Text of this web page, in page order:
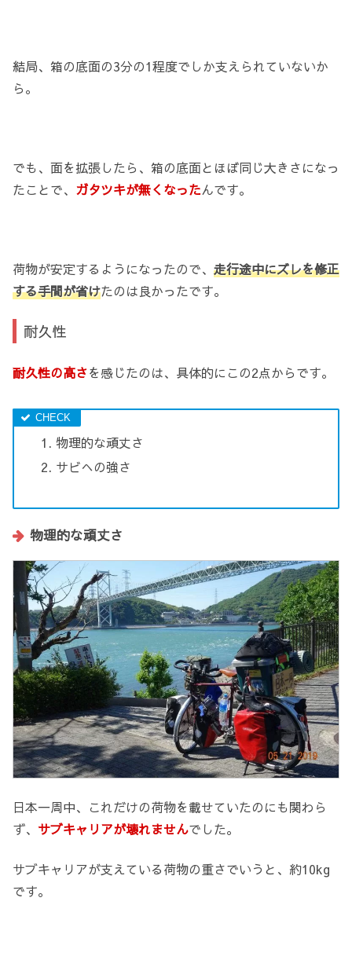
結局、箱の底面の3分の1程度でしか支えられていないか
ら。
でも、面を拡張したら、箱の底面とほぼ同じ大きさになっ
たことで、 ガタツキが無くなったんです。
荷物が安定するようになったので、 走行途中にズレを修正
する手間が省けたのは良かったです。
耐久性
耐久性の高さを感じたのは、具体的にこの2点からです。
物理的な頑丈さ
サビへの強さ
物理的な頑丈さ
日本一周中、これだけの荷物を載せていたのにも関わら
ず、 サブキャリアが壊れませんでした。
サブキャリアが支えている荷物の重さでいうと、約10kg
です。